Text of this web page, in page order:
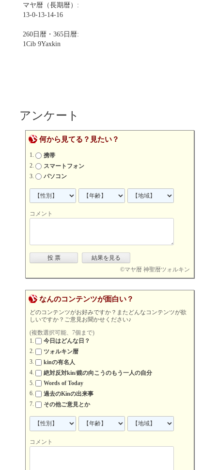
マヤ暦（長期暦）:
13-0-13-14-16
260日暦・365日暦:
1Cib 9Yaxkin
アンケート
何から見てる？見たい？
携帯
スマートフォン
パソコン
コメント
©マヤ暦 神聖暦ツォルキン
なんのコンテンツが面白い？
どのコンテンツがお好みですか？またどんなコンテンツが欲
しいですか？ご意見お聞かせください♪
(複数選択可能、7個まで)
今日はどんな日？
ツォルキン暦
kinの有名人
絶対反対kin/鏡の向こうのもう一人の自分
Words of Today
過去のKinの出来事
その他ご意見とか
コメント